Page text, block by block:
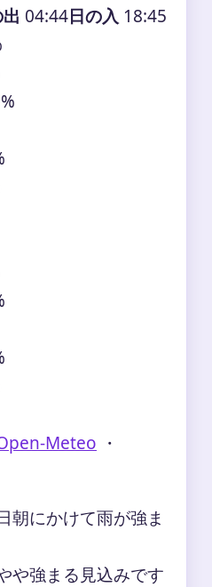
04:44日の入 18:45
Meteo ・
朝にかけて雨が強ま
や強まる見込みです